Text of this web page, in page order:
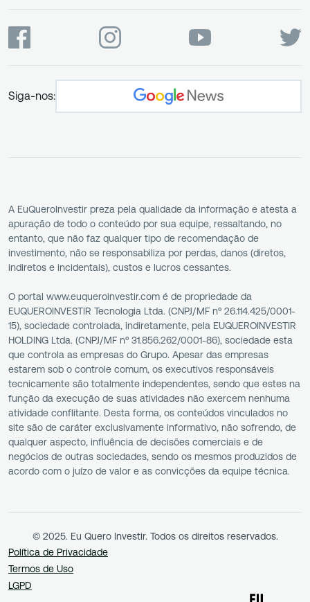
Siga-nos:
A EuQueroInvestir preza pela qualidade da informação e atesta a
apuração de todo o conteúdo por sua equipe, ressaltando, no
entanto, que não faz qualquer tipo de recomendação de
investimento, não se responsabiliza por perdas, danos (diretos,
indiretos e incidentais), custos e lucros cessantes.
O portal www.euqueroinvestir.com é de propriedade da
EUQUEROINVESTIR Tecnologia Ltda. (CNPJ/MF nº 26.114.425/0001-
15), sociedade controlada, indiretamente, pela EUQUEROINVESTIR
HOLDING Ltda. (CNPJ/MF nº 31.856.262/0001-86), sociedade esta
que controla as empresas do Grupo. Apesar das empresas
estarem sob o controle comum, os executivos responsáveis
tecnicamente são totalmente independentes, sendo que estes na
função da execução de suas atividades não exercem nenhuma
atividade conflitante. Desta forma, os conteúdos vinculados no
site são de caráter exclusivamente informativo, não sofrendo, de
qualquer aspecto, influência de decisões comerciais e de
negócios de outras sociedades, sendo os mesmos produzidos de
acordo com o juízo de valor e as convicções da equipe técnica.
© 2025. Eu Quero Investir. Todos os direitos reservados.
Política de Privacidade
Termos de Uso
LGPD